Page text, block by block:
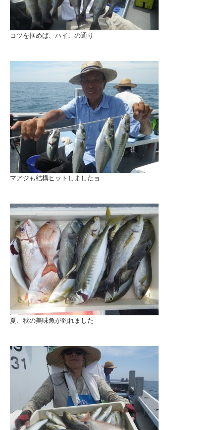
コツを掴めば、ハイこの通り
マアジも結構ヒットしましたョ
夏、秋の美味魚が釣れました